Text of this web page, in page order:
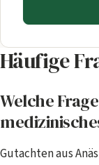
Häufige
Welche
Gutachten aus